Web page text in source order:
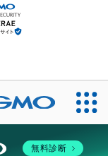
無料診断